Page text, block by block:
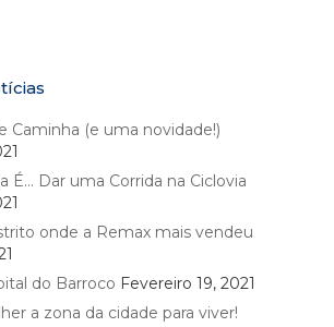
Caminha (e uma novidade!)
É… Dar uma Corrida na Ciclovia
onde a Remax mais vendeu
do Barroco Fevereiro 19, 2021
a zona da cidade para viver!